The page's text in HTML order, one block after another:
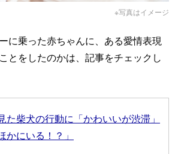
※写真はイメージ
に乗った赤ちゃんに、ある愛情表現
とをしたのかは、記事をチェックし
た柴犬の行動に「かわいいが渋滞」
かにいる！？」